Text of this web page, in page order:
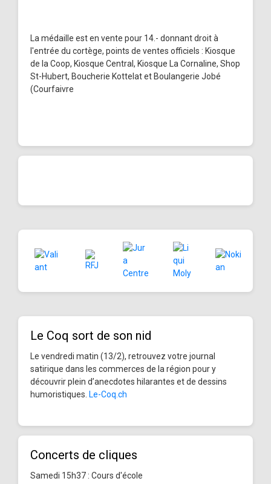
La médaille est en vente pour 14.- donnant droit à
l'entrée du cortège, points de ventes officiels : Kiosque
de la Coop, Kiosque Central, Kiosque La Cornaline, Shop
St-Hubert, Boucherie Kottelat et Boulangerie Jobé
(Courfaivre
Le Coq sort de son nid
Le vendredi matin (13/2), retrouvez votre journal
satirique dans les commerces de la région pour y
découvrir plein d’anecdotes hilarantes et de dessins
humoristiques. Le-Coq.ch
Concerts de cliques
Samedi 15h37 : Cours d'école